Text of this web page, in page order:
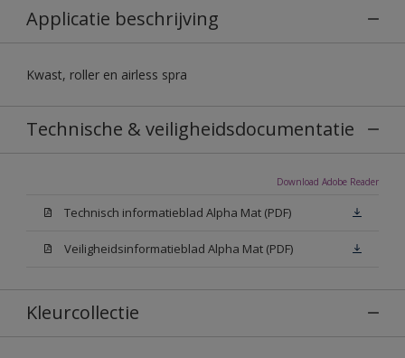
Applicatie beschrijving
Kwast, roller en airless spra
Technische & veiligheidsdocumentatie
Download Adobe Reader
Technisch informatieblad Alpha Mat (PDF)
Veiligheidsinformatieblad Alpha Mat (PDF)
Kleurcollectie